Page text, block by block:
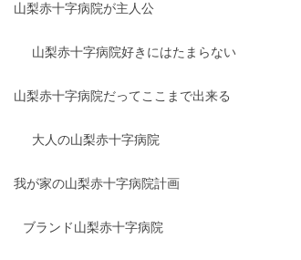
山梨赤十字病院が主人公
山梨赤十字病院好きにはたまらない
山梨赤十字病院だってここまで出来る
大人の山梨赤十字病院
我が家の山梨赤十字病院計画
ブランド山梨赤十字病院